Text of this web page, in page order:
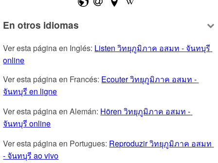
En otros idiomas
Ver esta página en Inglés: Listen วิทยุภูมิภาค อสมท - จันทบุรี
online
Ver esta página en Francés: Ecouter วิทยุภูมิภาค อสมท -
จันทบุรี en ligne
Ver esta página en Alemán: Hören วิทยุภูมิภาค อสมท -
จันทบุรี online
Ver esta página en Portugues: Reproduzir วิทยุภูมิภาค อสมท
- จันทบุรี ao vivo